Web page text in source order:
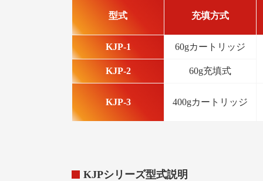
型式 充填方式
KJP-1 60gカートリッジ
KJP-2 60g充填式
KJP-3 400gカートリッジ
KJPシリーズ型式説明